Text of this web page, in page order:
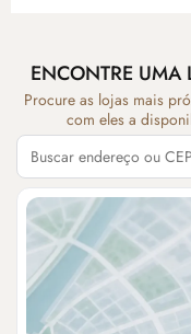
ENCONTRE UMA
Procure as lojas mais
com eles a